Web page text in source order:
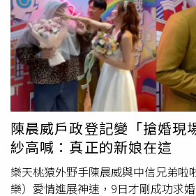
受完整照顧，再挑戰旅外舞台，同樣
路。他也笑說「聽說這次合約條件不
若熙若在日職一軍迎來初登板，「那
岡，在現場看他比賽。」
也感謝球隊球團，啦啦隊隊員們非常
努力，讓大家不要失望，希望粉絲可
隊」。三上悠亞分享自己選擇25號應
民攝）此外，球團策略發展總監王信
日啦啦隊活動，球迷現場狀況反應不
通」，漸漸促成這段合作。他也透露
後，就跟隊長梓梓一起訓練到5點，
在夢想家獲得更多關注」。三上悠亞
場賽事登場應援，分別是今年12月27
月17日、1月18日、3月25日、3月27
先購票時間明年1月5日中午12點到1
開賣則是1月7日中午12點起，3月場
陳晨威戶政登記變「搶婚
紗高喊：真正的新娘在這
樂天桃猿外野手陳晨威與中信兄弟啦
樂）愛情進展神速，9日才剛成功求